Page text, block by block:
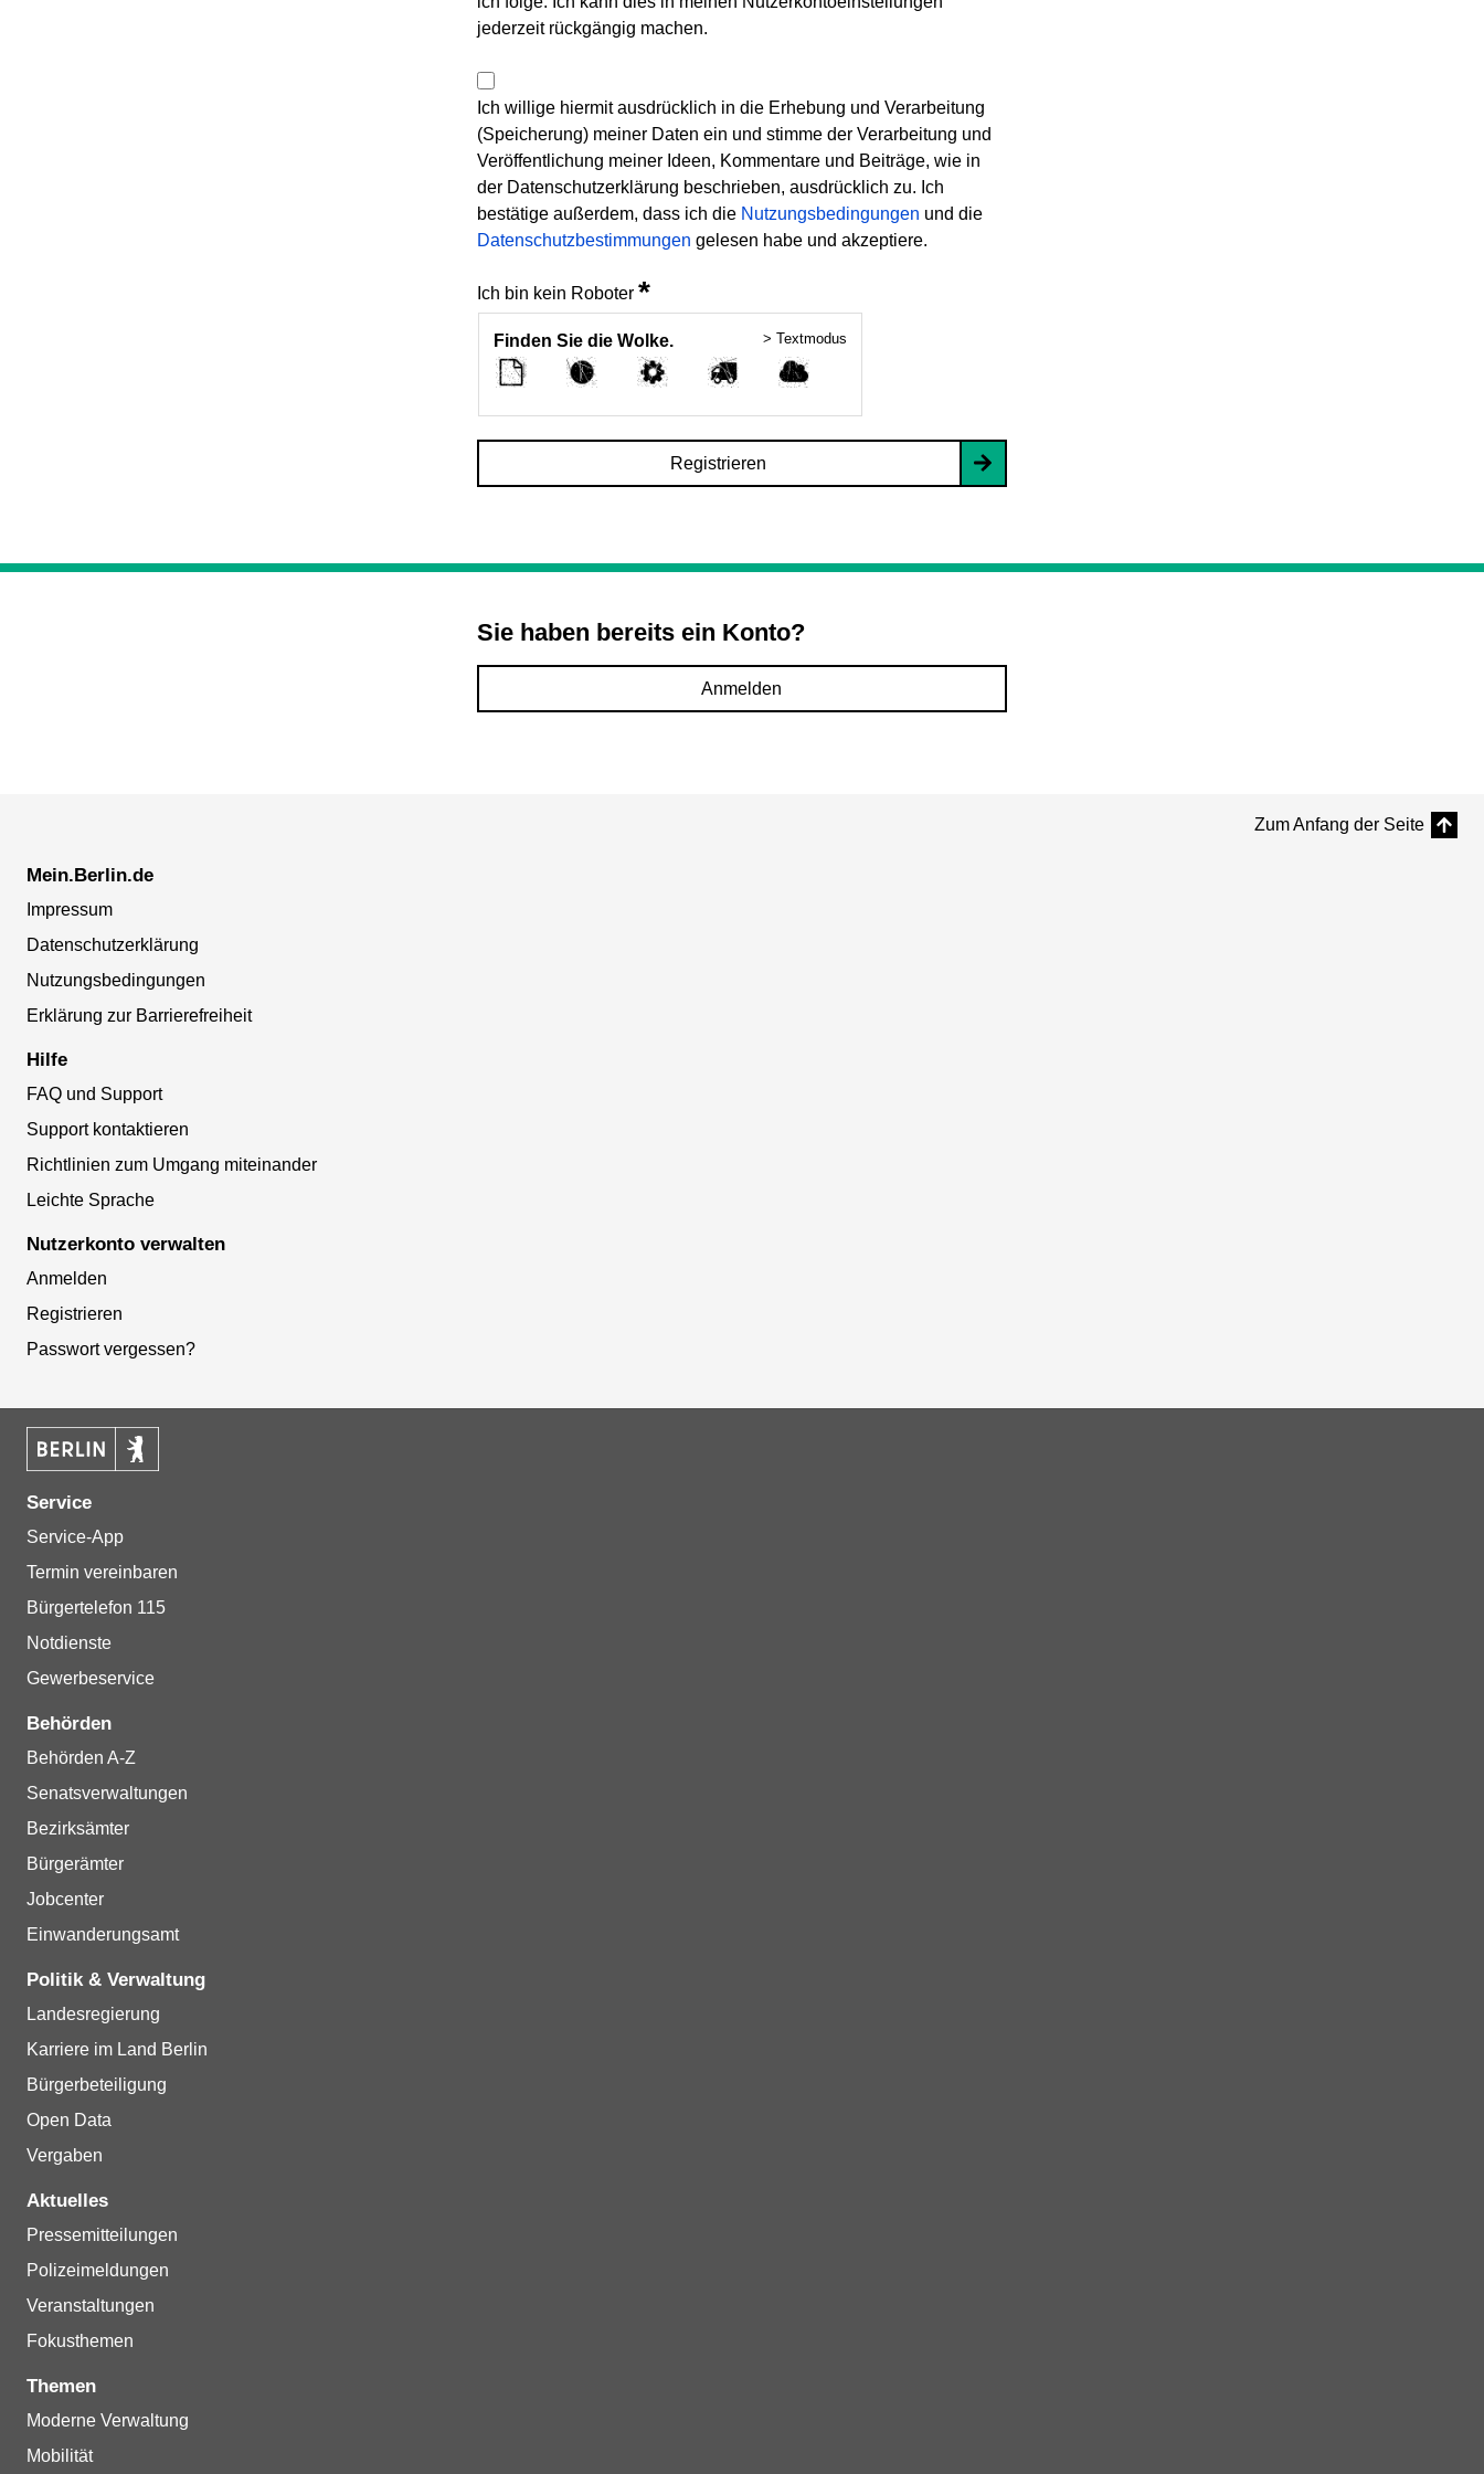
jederzeit rückgängig machen.
Ich willige hiermit ausdrücklich in die Erhebung und Verarbeitung
(Speicherung) meiner Daten ein und stimme der Verarbeitung und
Veröffentlichung meiner Ideen, Kommentare und Beiträge, wie in
der Datenschutzerklärung beschrieben, ausdrücklich zu. Ich
bestätige außerdem, dass ich die Nutzungsbedingungen und die
Datenschutzbestimmungen gelesen habe und akzeptiere.
Ich bin kein Roboter *
Finden Sie die Wolke. > Textmodus
Registrieren
Sie haben bereits ein Konto?
Anmelden
Zum Anfang der Seite
Mein.Berlin.de
Impressum
Datenschutzerklärung
Nutzungsbedingungen
Erklärung zur Barrierefreiheit
Hilfe
FAQ und Support
Support kontaktieren
Richtlinien zum Umgang miteinander
Leichte Sprache
Nutzerkonto verwalten
Anmelden
Registrieren
Passwort vergessen?
Service
Service-App
Termin vereinbaren
Bürgertelefon 115
Notdienste
Gewerbeservice
Behörden
Behörden A-Z
Senatsverwaltungen
Bezirksämter
Bürgerämter
Jobcenter
Einwanderungsamt
Politik & Verwaltung
Landesregierung
Karriere im Land Berlin
Bürgerbeteiligung
Open Data
Vergaben
Aktuelles
Pressemitteilungen
Polizeimeldungen
Veranstaltungen
Fokusthemen
Themen
Moderne Verwaltung
Mobilität